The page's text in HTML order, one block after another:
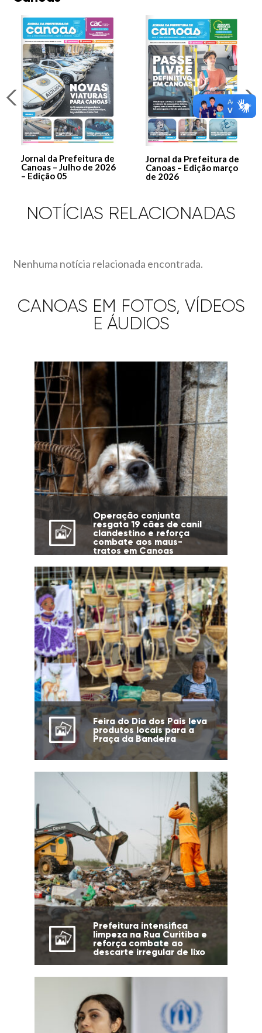
Jornal da Prefeitura de
Canoas – Julho de 2026
– Edição 05
Jornal da Prefeitura de
Canoas – Edição março
de 2026
NOTÍCIAS RELACIONADAS
Nenhuma notícia relacionada encontrada.
CANOAS EM FOTOS, VÍDEOS
E ÁUDIOS
Operação conjunta
resgata 19 cães de canil
clandestino e reforça
combate aos maus-
tratos em Canoas
Feira do Dia dos Pais leva
produtos locais para a
Praça da Bandeira
Prefeitura intensifica
limpeza na Rua Curitiba e
reforça combate ao
descarte irregular de lixo